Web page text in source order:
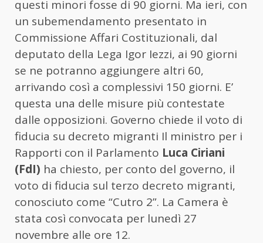
questi minori fosse di 90 giorni. Ma ieri, con
un subemendamento presentato in
Commissione Affari Costituzionali, dal
deputato della Lega Igor Iezzi, ai 90 giorni
se ne potranno aggiungere altri 60,
arrivando così a complessivi 150 giorni. E’
questa una delle misure più contestate
dalle opposizioni. Governo chiede il voto di
fiducia su decreto migranti Il ministro per i
Rapporti con il Parlamento Luca Ciriani
(FdI) ha chiesto, per conto del governo, il
voto di fiducia sul terzo decreto migranti,
conosciuto come “Cutro 2”. La Camera è
stata così convocata per lunedì 27
novembre alle ore 12.